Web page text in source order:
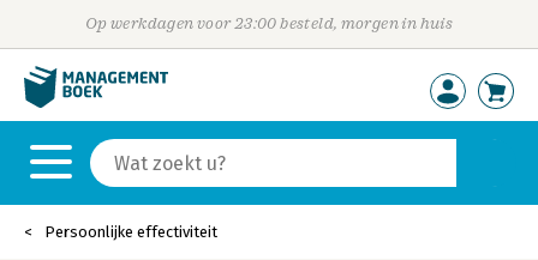
Op werkdagen voor 23:00 besteld, morgen in huis
Persoonlijke effectiviteit